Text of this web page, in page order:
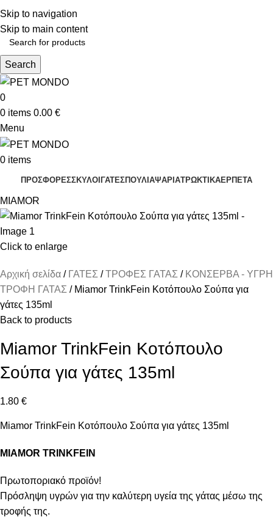
Skip to navigation
Skip to main content
ΥΠΟΛΟΙΠΗ ΕΛΛΑΔΑ ΑΝΩ ΤΩΝ 39€
ΔΩΡΕΑΝ DELIVERY ΣΤΗΝ ΠΟΛΗ ΤΗΣ ΘΕΣΣΑΛΟΝΙΚΗΣ
Search
0
0 items 0.00 €
Menu
0 items
ΠΡΟΣΦΟΡΕΣΣΚΥΛΟΙΓΑΤΕΣΠΟΥΛΙΑΨΑΡΙΑΤΡΩΚΤΙΚΑΕΡΠΕΤΑ
MIAMOR
Click to enlarge
Αρχική σελίδα ΓΑΤΕΣ ΤΡΟΦΕΣ ΓΑΤΑΣ
ΚΟΝΣΕΡΒΑ - ΥΓΡΗ
ΤΡΟΦΗ ΓΑΤΑΣ
Miamor TrinkFein Κοτόπουλο Σούπα για
γάτες 135ml
Back to products
Miamor TrinkFein Κοτόπουλο
Σούπα για γάτες 135ml
1.80 €
Miamor TrinkFein Κοτόπουλο Σούπα για γάτες 135ml
MIAMOR TRINKFEIN
Πρωτοποριακό προϊόν!
Πρόσληψη υγρών για την καλύτερη υγεία της γάτας μέσω της
τροφής της.